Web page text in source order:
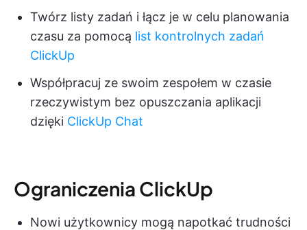
Twórz listy zadań i łącz je w celu planowania
czasu za pomocą list kontrolnych zadań
ClickUp
Współpracuj ze swoim zespołem w czasie
rzeczywistym bez opuszczania aplikacji
dzięki ClickUp Chat
Ograniczenia ClickUp
Nowi użytkownicy mogą napotkać trudności